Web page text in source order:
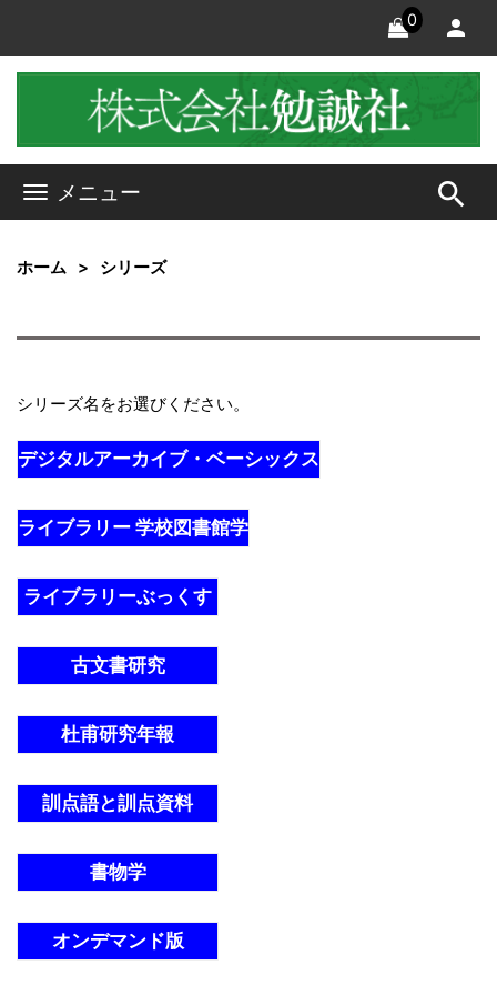
0
メニュー search
ホーム シリーズ
シリーズ名をお選びください。
デジタルアーカイブ・ベーシックス
ライブラリー 学校図書館学
ライブラリーぶっくす
古文書研究
杜甫研究年報
訓点語と訓点資料
書物学
オンデマンド版